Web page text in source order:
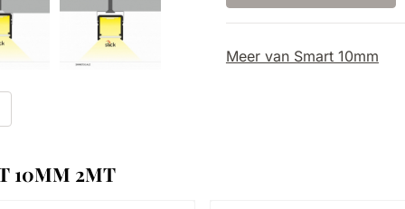
Meer van Smart 10mm
10MM 2MT